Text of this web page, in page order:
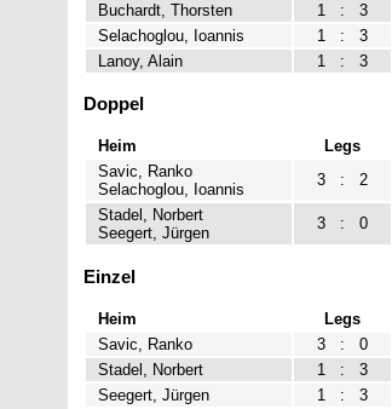
Buchardt, Thorsten
1 : 3
Selachoglou, Ioannis
1 : 3
Lanoy, Alain
1 : 3
Doppel
Heim Legs
Savic, Ranko
Selachoglou, Ioannis
3 : 2
Stadel, Norbert
Seegert, Jürgen
3 : 0
Einzel
Heim Legs
Savic, Ranko
3 : 0
Stadel, Norbert
1 : 3
Seegert, Jürgen
1 : 3